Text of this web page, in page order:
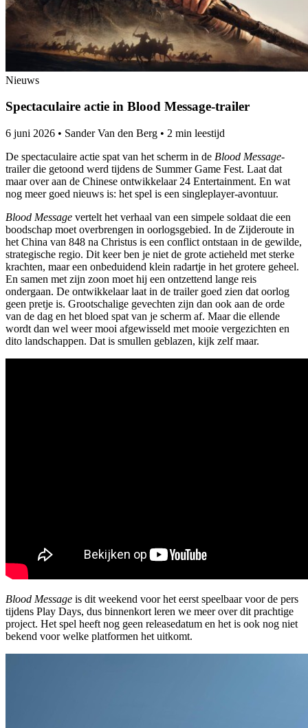
Nieuws
Spectaculaire actie in Blood Message-trailer
6 juni 2026 • Sander Van den Berg • 2 min leestijd
De spectaculaire actie spat van het scherm in de Blood Message-
trailer die getoond werd tijdens de Summer Game Fest. Laat dat
maar over aan de Chinese ontwikkelaar 24 Entertainment. En wat
nog meer goed nieuws is: het spel is een singleplayer-avontuur.
Blood Message vertelt het verhaal van een simpele soldaat die een
boodschap moet overbrengen in oorlogsgebied. In de Zijderoute in
het China van 848 na Christus is een conflict ontstaan in de gewilde,
strategische regio. Dit keer ben je niet de grote actieheld met sterke
krachten, maar een onbeduidend klein radartje in het grotere geheel.
En samen met zijn zoon moet hij een ontzettend lange reis
ondergaan. De ontwikkelaar laat in de trailer goed zien dat oorlog
geen pretje is. Grootschalige gevechten zijn dan ook aan de orde
van de dag en het bloed spat van je scherm af. Maar die ellende
wordt dan wel weer mooi afgewisseld met mooie vergezichten en
dito landschappen. Dat is smullen geblazen, kijk zelf maar.
Blood Message is dit weekend voor het eerst speelbaar voor de pers
tijdens Play Days, dus binnenkort leren we meer over dit prachtige
project. Het spel heeft nog geen releasedatum en het is ook nog niet
bekend voor welke platformen het uitkomt.